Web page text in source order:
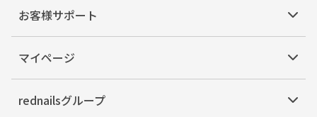
お客様サポート
マイページ
rednailsグループ